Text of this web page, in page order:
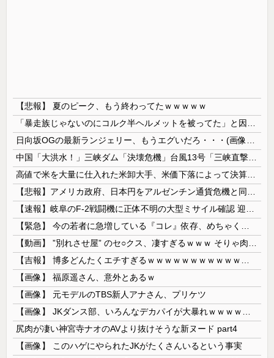
【悲報】 夏のピーク、もう終わってたｗｗｗｗｗ
【画像】 福原遥さん、意外とあるｗ
【画像】 元モデルのTBS新人アナさん、プリケツ
尻肉が凄い神宮寺ナオのAVより抜けそうな新ヌード part4
【画像】 このハゲにやられたJKがたくさんいるという事実